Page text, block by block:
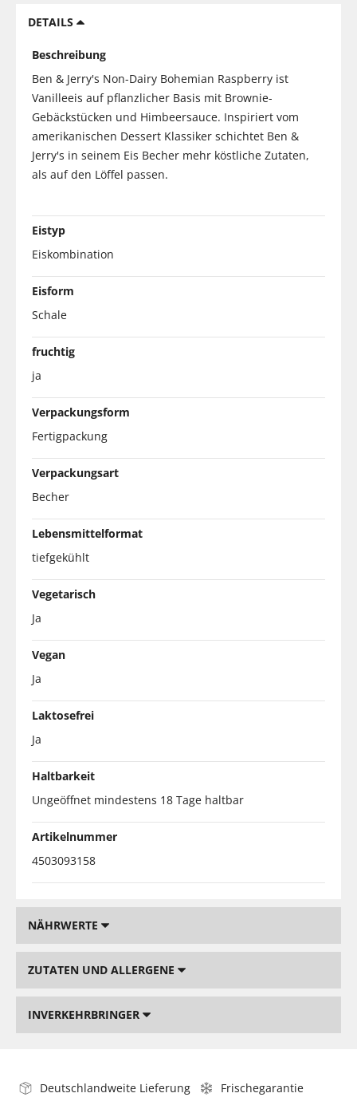
DETAILS
Beschreibung
Ben & Jerry's Non-Dairy Bohemian Raspberry ist
Vanilleeis auf pflanzlicher Basis mit Brownie-
Gebäckstücken und Himbeersauce. Inspiriert vom
amerikanischen Dessert Klassiker schichtet Ben &
Jerry's in seinem Eis Becher mehr köstliche Zutaten,
als auf den Löffel passen.
Eistyp
Eiskombination
Eisform
Schale
fruchtig
ja
Verpackungsform
Fertigpackung
Verpackungsart
Becher
Lebensmittelformat
tiefgekühlt
Vegetarisch
Ja
Vegan
Ja
Laktosefrei
Ja
Haltbarkeit
Ungeöffnet mindestens 18 Tage haltbar
Artikelnummer
4503093158
NÄHRWERTE
ZUTATEN UND ALLERGENE
INVERKEHRBRINGER
Deutschlandweite Lieferung
Frischegarantie